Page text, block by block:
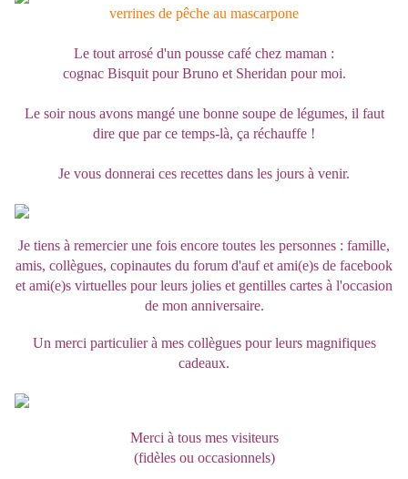
verrines de pêche au mascarpone
Le tout arrosé d'un pousse café chez maman :
cognac Bisquit pour Bruno et Sheridan pour moi.
Le soir nous avons mangé une bonne soupe de légumes, il faut
dire que par ce temps-là, ça réchauffe !
Je vous donnerai ces recettes dans les jours à venir.
Je tiens à remercier une fois encore toutes les personnes : famille,
amis, collègues, copinautes du forum d'auf et ami(e)s de facebook
et ami(e)s virtuelles pour leurs jolies et gentilles cartes à l'occasion
de mon anniversaire.
Un merci particulier à mes collègues pour leurs magnifiques
cadeaux.
Merci à tous mes visiteurs
(fidèles ou occasionnels)